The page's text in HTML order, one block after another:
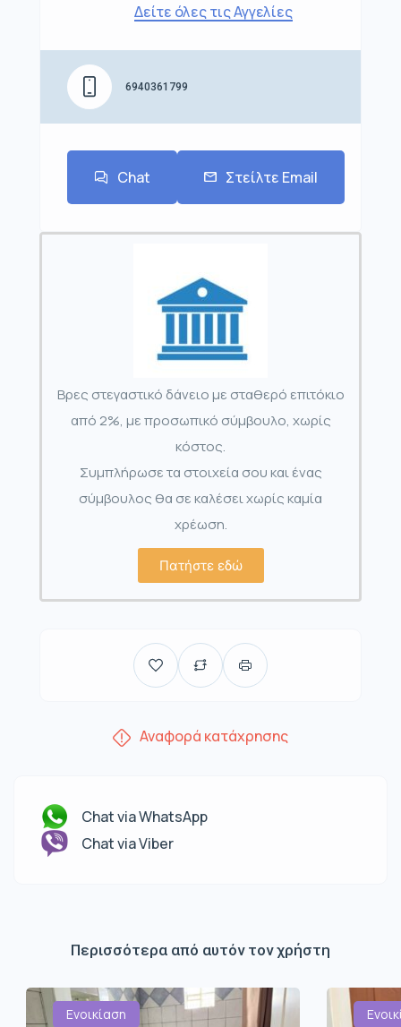
Δείτε όλες τις Αγγελίες
6940361799
Chat Στείλτε Email
Βρες στεγαστικό δάνειο με σταθερό επιτόκιο
από 2%, με προσωπικό σύμβουλο, χωρίς
κόστος.
Συμπλήρωσε τα στοιχεία σου και ένας
σύμβουλος θα σε καλέσει χωρίς καμία
χρέωση.
Πατήστε εδώ
Αναφορά κατάχρησης
Chat via WhatsApp
Chat via Viber
Περισσότερα από αυτόν τον χρήστη
Ενοικίαση